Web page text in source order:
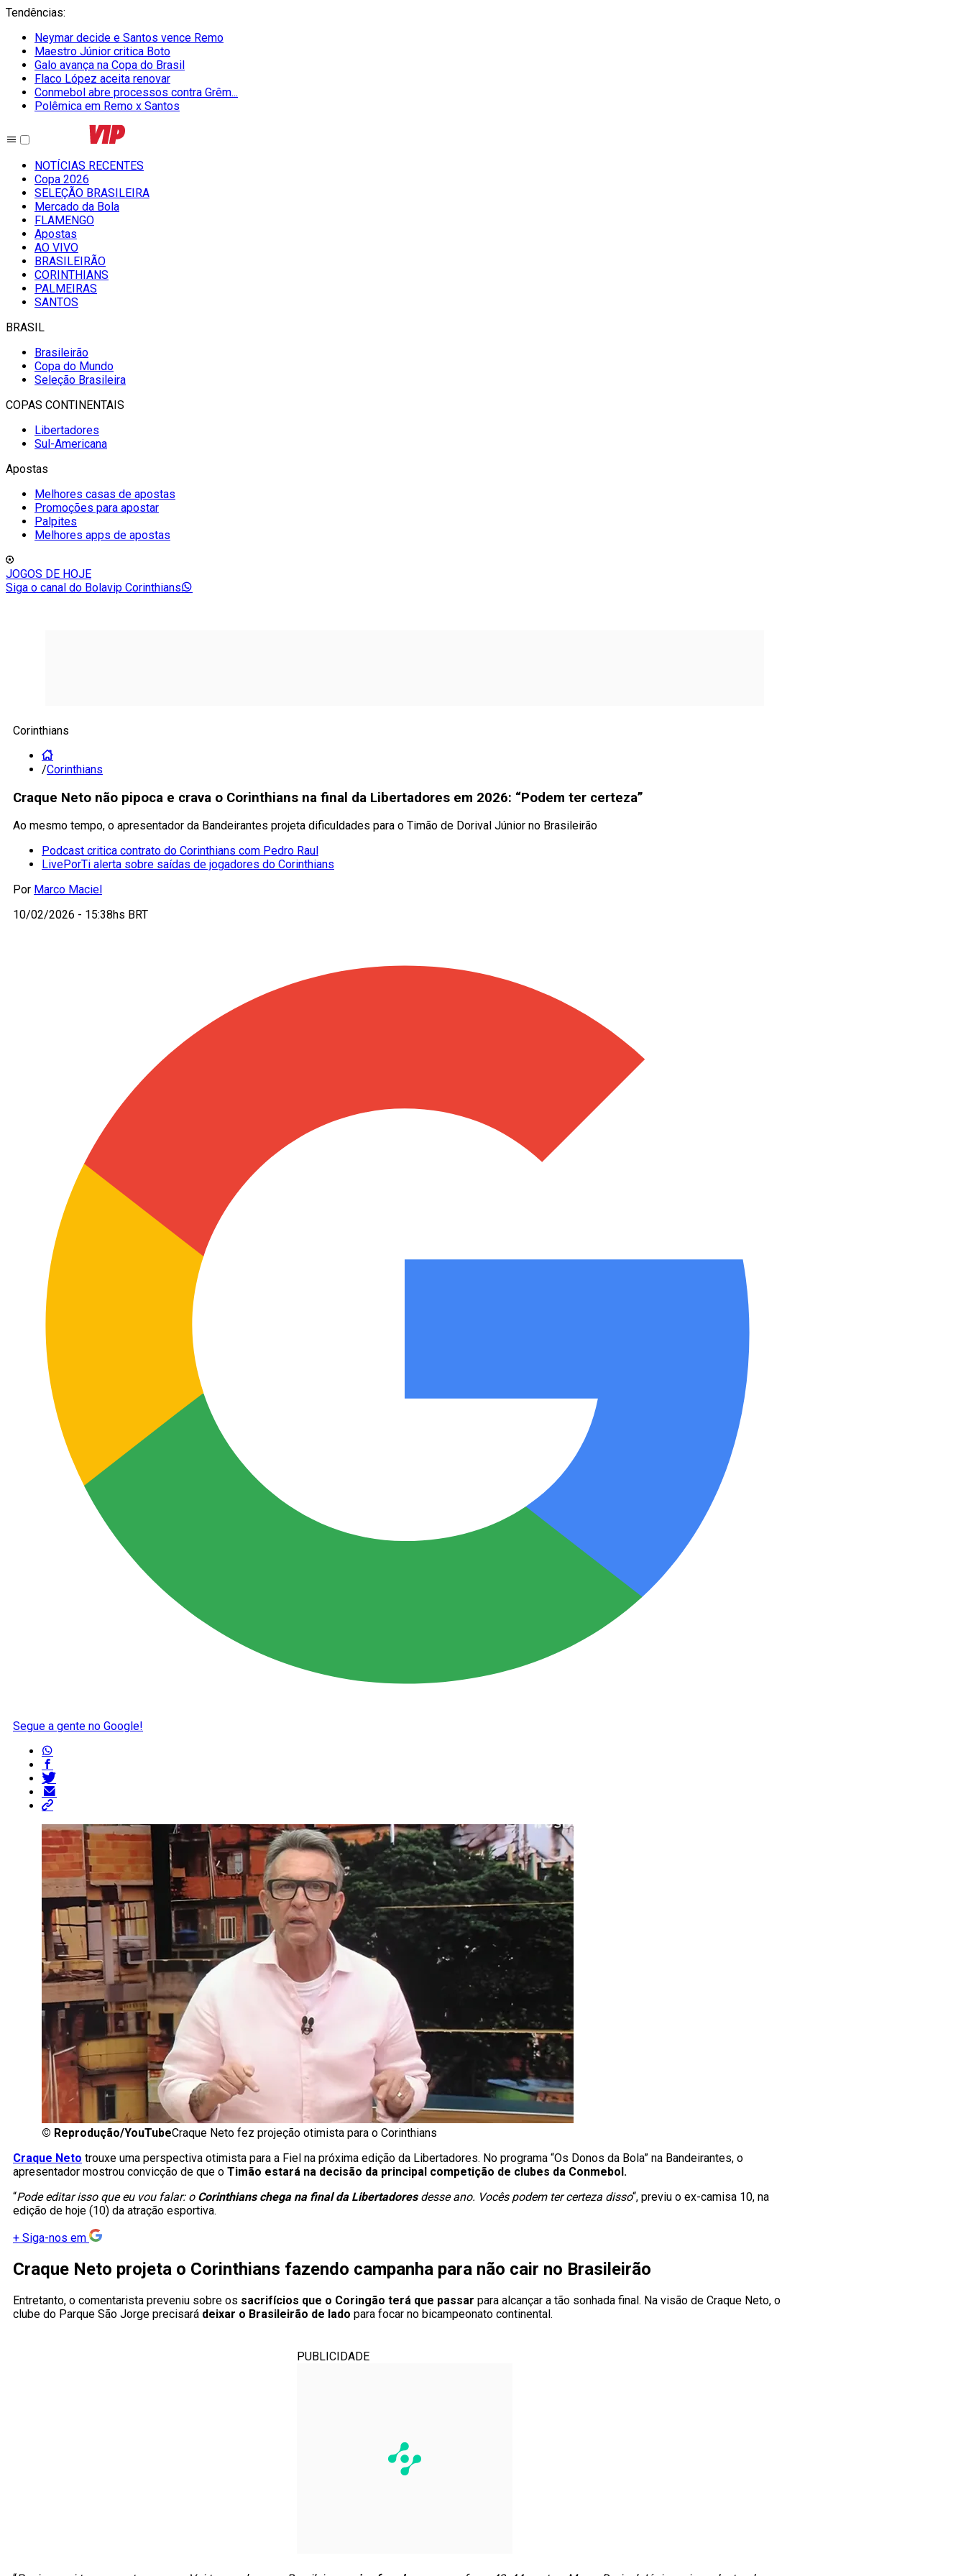
Tendências:
Neymar decide e Santos vence Remo
Maestro Júnior critica Boto
Galo avança na Copa do Brasil
Flaco López aceita renovar
Conmebol abre processos contra Grêm...
Polêmica em Remo x Santos
NOTÍCIAS RECENTES
Copa 2026
SELEÇÃO BRASILEIRA
Mercado da Bola
FLAMENGO
Apostas
AO VIVO
BRASILEIRÃO
CORINTHIANS
PALMEIRAS
SANTOS
BRASIL
Brasileirão
Copa do Mundo
Seleção Brasileira
COPAS CONTINENTAIS
Libertadores
Sul-Americana
Apostas
Melhores casas de apostas
Promoções para apostar
Palpites
Melhores apps de apostas
JOGOS DE HOJE
Siga o canal do Bolavip Corinthians
Corinthians
/Corinthians
Craque Neto não pipoca e crava o Corinthians na final da Libertadores em 2026: “Podem ter certeza”
Ao mesmo tempo, o apresentador da Bandeirantes projeta dificuldades para o Timão de Dorival Júnior no Brasileirão
Podcast critica contrato do Corinthians com Pedro Raul
LivePorTi alerta sobre saídas de jogadores do Corinthians
Por Marco Maciel
10/02/2026 - 15:38hs BRT
Segue a gente no Google!
© Reprodução/YouTubeCraque Neto fez projeção otimista para o Corinthians
Craque Neto trouxe uma perspectiva otimista para a Fiel na próxima edição da Libertadores. No programa “Os Donos da Bola” na Bandeirantes, o
apresentador mostrou convicção de que o Timão estará na decisão da principal competição de clubes da Conmebol.
“Pode editar isso que eu vou falar: o Corinthians chega na final da Libertadoresdesse ano. Vocês podem ter certeza disso“, previu o ex-camisa 10, na
edição de hoje (10) da atração esportiva.
+ Siga-nos em
Craque Neto projeta o Corinthians fazendo campanha para não cair no Brasileirão
Entretanto, o comentarista preveniu sobre os sacrifícios que o Coringão terá que passar para alcançar a tão sonhada final. Na visão de Craque Neto, o
clube do Parque São Jorge precisará deixar o Brasileirão de lado para focar no bicampeonato continental.
PUBLICIDADE